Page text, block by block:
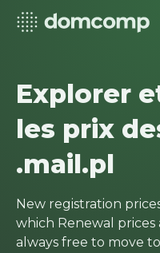
Explorer
les prix
.mail.pl
New registration
which Renewal prices
always free to move